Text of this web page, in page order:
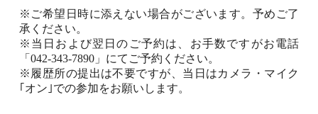
※ご希望日時に添えない場合がございます。予めご了
承ください。
※当日および翌日のご予約は、お手数ですがお電話
「042-343-7890」にてご予約ください。
※履歴所の提出は不要ですが、当日はカメラ・マイク
｢オン｣での参加をお願いします。